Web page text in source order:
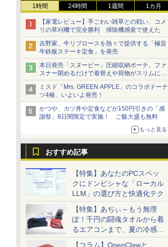
1時間 24時間 1週間 1カ月
【家電レビュー】手ごわい雑草との戦い、コメ
リの草刈機で完全勝利 掃除機感覚で使えた
吉野家、牛リブロースを熱々で提供する「極旨
牛鉄板ステーキ定食」を発売
本日発売「スヌーピー」圧縮収納ポーチ。ファ
スナー閉めるだけで着替えや荷物がスリムにま
とまる
ミスド「Mrs. GREEN APPLE」のコラボドーナ
ツ4種、いよいよ発売！
かつや、カツ丼や定食などが150円引きの「感
謝祭」8日間限定で実施！ ご飯大盛も無料
もっと見る
おすすめ記事
【特集】あなたのPCスペッ
クにドンピシャな「ローカル
LLM」の選び方と快適化テク
【特集】あぢぃ～もう無理
ぽ！千円の闘魂タオルから着
るエアコンまで、夏の冷感グ
ッズ一挙紹介
【コラム】OpenClawと